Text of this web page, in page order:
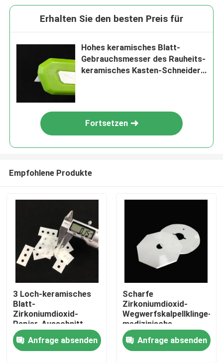
Haus
PRODUKTE
Erhalten Sie den besten Preis für
Hohes keramisches Blatt-
Gebrauchsmesser des Rauheits-
keramisches Kasten-Schneider-
Fortsetzen
Empfohlene Produkte
3 Loch-keramisches
Blatt-
Zirkoniumdioxid-
Papier-Ausschnitt-
Blatt-
Zirkoniumdioxid-
keramischer Slitter
Anfrage absenden
Scharfe
Zirkoniumdioxid-
Wegwerfskalpellklinge-
medizinische
Skalpellklinge
ISO9001
Anfrage absenden